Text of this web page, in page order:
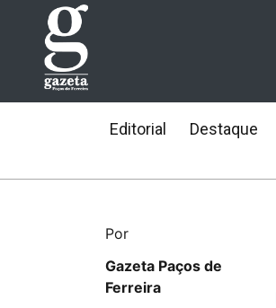
Editorial Destaque
Por
Gazeta Paços de
Ferreira